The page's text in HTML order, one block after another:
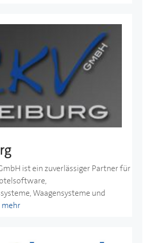
ist ein zuverlässiger Partner für
Waagensysteme und
mehr